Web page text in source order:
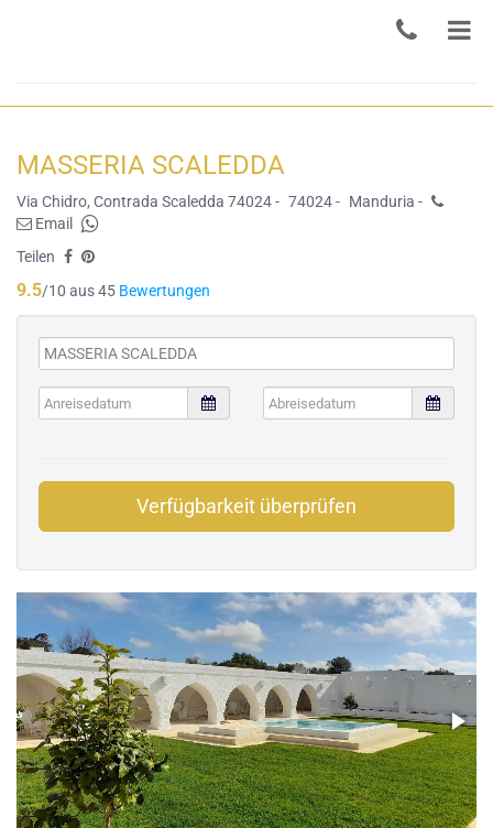
MASSERIA SCALEDDA
Via Chidro, Contrada Scaledda 74024 - 74024 - Manduria -
Email
Teilen
9.5/10 aus 45 Bewertungen
Verfügbarkeit überprüfen